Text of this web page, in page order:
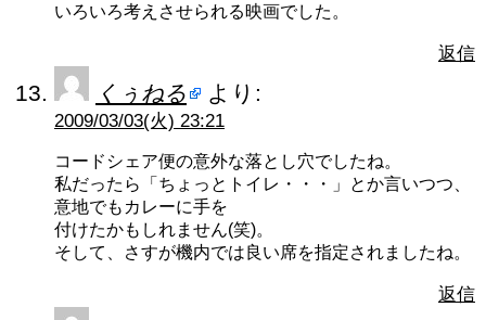
いろいろ考えさせられる映画でした。
返信
くぅねる より:
2009/03/03(火) 23:21
コードシェア便の意外な落とし穴でしたね。
私だったら「ちょっとトイレ・・・」とか言いつつ、
意地でもカレーに手を
付けたかもしれません(笑)。
そして、さすが機内では良い席を指定されましたね。
返信